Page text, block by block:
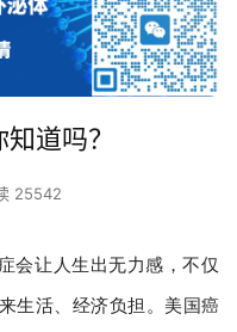
道吗？
25542
会让人生出无力感，不仅
生活、经济负担。美国癌